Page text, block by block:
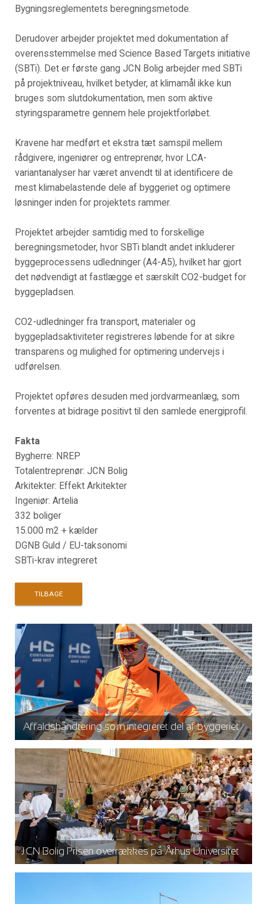
Bygningsreglementets beregningsmetode.
Derudover arbejder projektet med dokumentation af
overensstemmelse med Science Based Targets initiative
(SBTi). Det er første gang JCN Bolig arbejder med SBTi
på projektniveau, hvilket betyder, at klimamål ikke kun
bruges som slutdokumentation, men som aktive
styringsparametre gennem hele projektforløbet.
Kravene har medført et ekstra tæt samspil mellem
rådgivere, ingeniører og entreprenør, hvor LCA-
variantanalyser har været anvendt til at identificere de
mest klimabelastende dele af byggeriet og optimere
løsninger inden for projektets rammer.
Projektet arbejder samtidig med to forskellige
beregningsmetoder, hvor SBTi blandt andet inkluderer
byggeprocessens udledninger (A4-A5), hvilket har gjort
det nødvendigt at fastlægge et særskilt CO2-budget for
byggepladsen.
CO2-udledninger fra transport, materialer og
byggepladsaktiviteter registreres løbende for at sikre
transparens og mulighed for optimering undervejs i
udførelsen.
Projektet opføres desuden med jordvarmeanlæg, som
forventes at bidrage positivt til den samlede energiprofil.
Fakta
Bygherre: NREP
Totalentreprenør: JCN Bolig
Arkitekter: Effekt Arkitekter
Ingeniør: Artelia
332 boliger
15.000 m2 + kælder
DGNB Guld / EU-taksonomi
SBTi-krav integreret
TILBAGE
Affaldshåndtering som integreret del af byggeriet
JCN Bolig Prisen overrækkes på Århus Universitet